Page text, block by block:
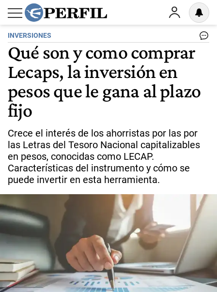
INVERSIONES
Qué son y como comprar
Lecaps, la inversión en
pesos que le gana al plazo
fijo
Crece el interés de los ahorristas por las por
las Letras del Tesoro Nacional capitalizables
en pesos, conocidas como LECAP.
Características del instrumento y cómo se
puede invertir en esta herramienta.